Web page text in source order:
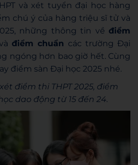
và xét tuyển đại học hàng
chú ý của hàng triệu sĩ tử và
những thông tin về điểm
điểm chuẩn các trường Đại
ngóng hơn bao giờ hết. Cùng
điểm sàn Đại học 2025 nhé.
điểm thi THPT 2025, điểm
dao động từ 15 đến 24.